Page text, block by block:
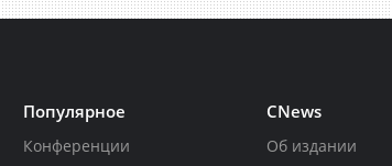
Популярное
Конференции
CNews
Об издании